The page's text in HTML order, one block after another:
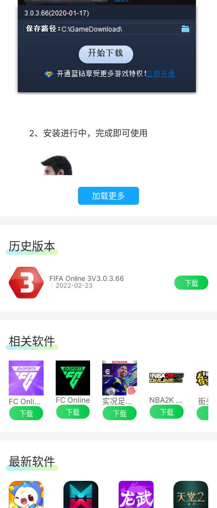
战队系统
玩家可以在“社交”选项中创建战队(球队)，并
且招募队员。这里招募的是教练(即玩家)而非球
员。战队系统提供了战队匹配赛，可以带领队员与
其他战队进行对战。此外，战队系统还提供了战队
转会市场
玩家可以在转会市场中使用EP(金币)购买、出
售部分球员，以提升球队实力。转会市场中售价均
有最高和最低限制。
游戏提供了远距、近距、球员、转播、底线等
裁判模式
每名球员都拥有初始数值，包括进攻、防守、
盘带、射门、速度等各30多个方面，通过比赛和训
练可以逐步提升球员的数值属性。
球员除了成长以外，也可以进行强化。强化的
球员可以拥有更多的数值。
2、安装进行中，完成即可使用
加载更多
历史版本
FIFA Online 3V3.0.3.66
2022-02-23 下载
相关软件
FC Online足球在线4
下载
FC Online
下载
实况足球Online
下载
NBA2K online2
下载
街头
下
最新软件